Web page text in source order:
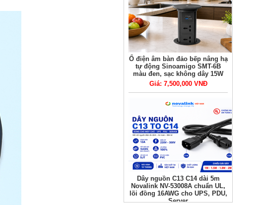
Ổ điện âm bàn đảo bếp nâng hạ
tự động Sinoamigo SMT-6B
màu đen, sạc không dây 15W
Giá: 7,500,000 VNĐ
Dây nguồn C13 C14 dài 5m
Novalink NV-53008A chuẩn UL,
lõi đồng 16AWG cho UPS, PDU,
Server